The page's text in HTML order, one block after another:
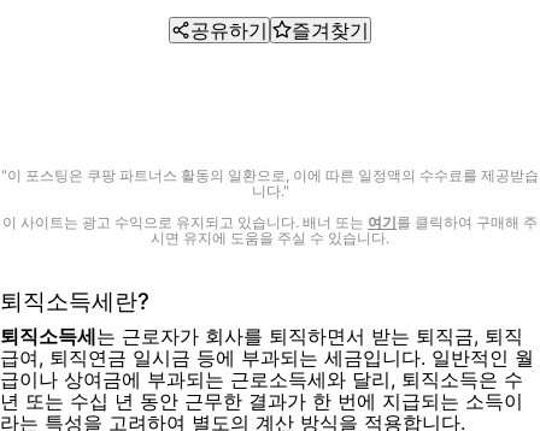
공유하기
즐겨찾기
"이 포스팅은 쿠팡 파트너스 활동의 일환으로, 이에 따른 일정액의 수수료를 제공받습
니다."
이 사이트는 광고 수익으로 유지되고 있습니다. 배너 또는 여기를 클릭하여 구매해 주
시면 유지에 도움을 주실 수 있습니다.
퇴직소득세란?
퇴직소득세는 근로자가 회사를 퇴직하면서 받는 퇴직금, 퇴직
급여, 퇴직연금 일시금 등에 부과되는 세금입니다. 일반적인 월
급이나 상여금에 부과되는 근로소득세와 달리, 퇴직소득은 수
년 또는 수십 년 동안 근무한 결과가 한 번에 지급되는 소득이
라는 특성을 고려하여 별도의 계산 방식을 적용합니다.